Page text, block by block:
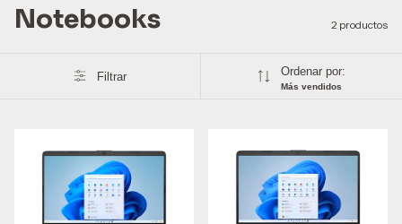
Notebooks 2 productos
Filtrar Ordenar por:
Más vendidos